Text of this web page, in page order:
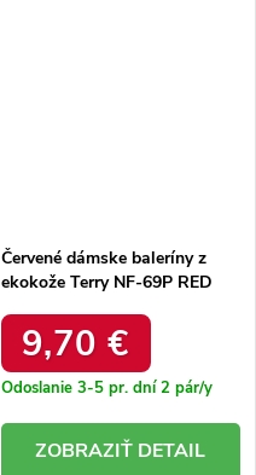
Červené dámske baleríny z
ekokože Terry NF-69P RED
9,70 €
Odoslanie 3-5 pr. dní2 pár/y
DETAIL